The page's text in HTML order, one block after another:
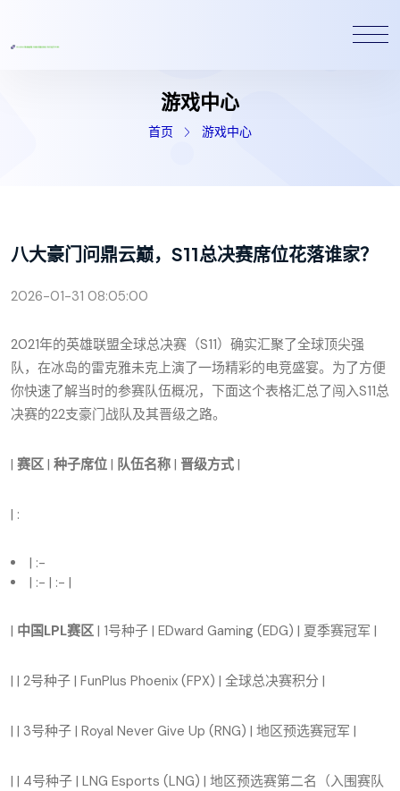
游戏中心
首页 游戏中心
八大豪门问鼎云巅，S11总决赛席位花落谁家？
2026-01-31 08:05:00
2021年的英雄联盟全球总决赛（S11）确实汇聚了全球顶尖强
队，在冰岛的雷克雅未克上演了一场精彩的电竞盛宴。为了方便
你快速了解当时的参赛队伍概况，下面这个表格汇总了闯入S11总
决赛的22支豪门战队及其晋级之路。
| 赛区 | 种子席位 | 队伍名称 | 晋级方式 |
| :
| :-
| :- | :- |
| 中国LPL赛区 | 1号种子 | EDward Gaming (EDG) | 夏季赛冠军 |
| | 2号种子 | FunPlus Phoenix (FPX) | 全球总决赛积分 |
| | 3号种子 | Royal Never Give Up (RNG) | 地区预选赛冠军 |
| | 4号种子 | LNG Esports (LNG) | 地区预选赛第二名（入围赛队